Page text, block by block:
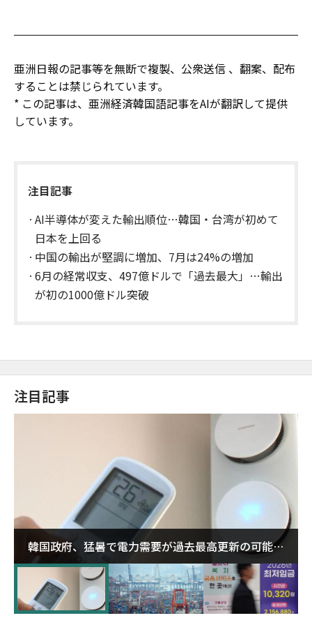
亜洲日報の記事等を無断で複製、公衆送信 、翻案、配布
することは禁じられています。
* この記事は、亜洲経済韓国語記事をAIが翻訳して提供
しています。
注目記事
AI半導体が変えた輸出順位…韓国・台湾が初めて
日本を上回る
中国の輸出が堅調に増加、7月は24%の増加
6月の経常収支、497億ドルで「過去最大」…輸出
が初の1000億ドル突破
注目記事
韓国政府、猛暑で電力需要が過去最高更新の可能性
に需給対応体制を点検